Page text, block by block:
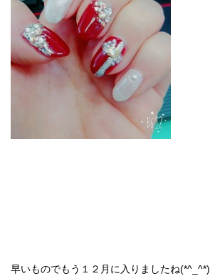
早いものでもう１２月に入りましたね(*^_^*)